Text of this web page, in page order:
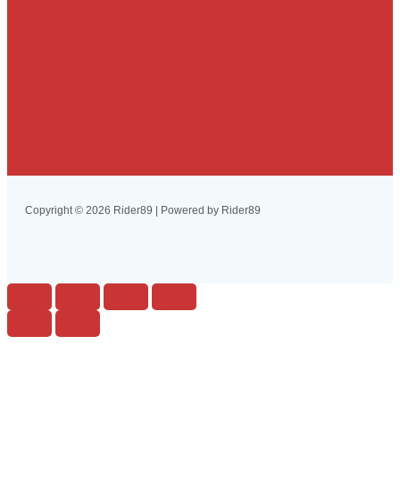
Copyright © 2026 Rider89 | Powered by Rider89